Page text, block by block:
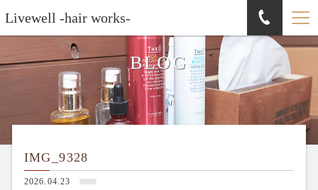
Livewell -hair works-
BLOG
IMG_9328
2026.04.23